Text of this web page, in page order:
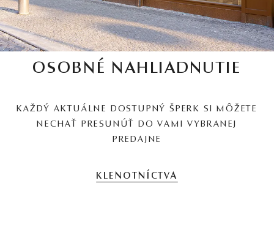
OSOBNÉ NAHLIADNUTIE
KAŽDÝ AKTUÁLNE DOSTUPNÝ ŠPERK SI MÔŽETE
NECHAŤ PRESUNÚŤ DO VAMI VYBRANEJ
PREDAJNE
KLENOTNÍCTVA